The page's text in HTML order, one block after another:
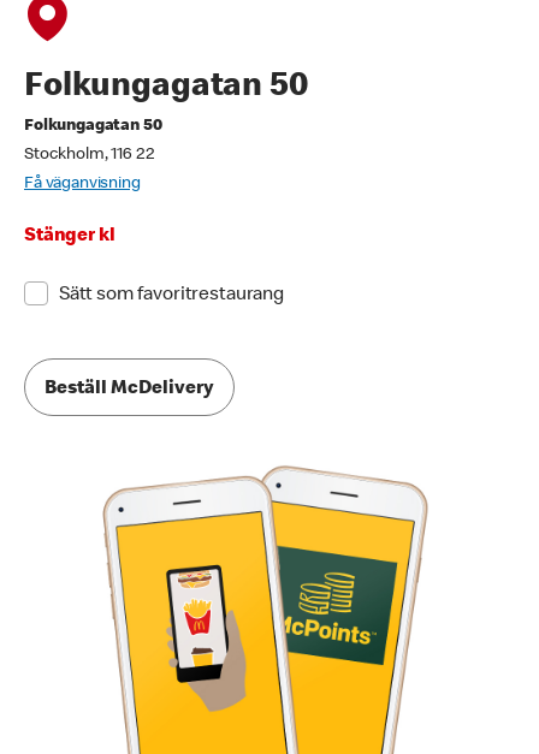
Folkungagatan 50
Folkungagatan 50
Stockholm, 116 22
Få väganvisning
Stänger kl
Sätt som favoritrestaurang
Beställ McDelivery